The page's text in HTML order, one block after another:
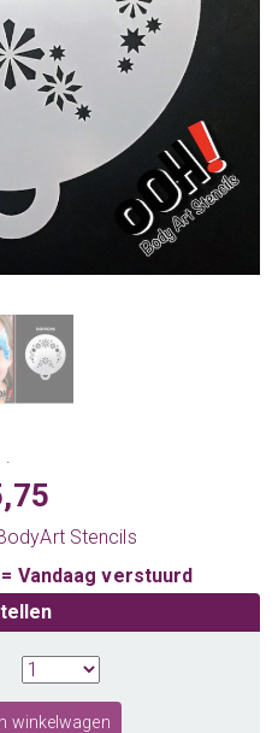
.
Stencils
Vandaag verstuurd
winkelwagen